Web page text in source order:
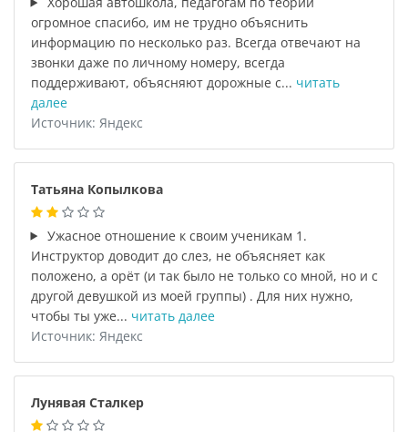
огромное спасибо, им не трудно объяснить
информацию по несколько раз. Всегда отвечают на
звонки даже по личному номеру, всегда
поддерживают, объясняют дорожные с... читать
далее
Источник: Яндекс
Татьяна Копылкова
Ужасное отношение к своим ученикам 1.
Инструктор доводит до слез, не объясняет как
положено, а орёт (и так было не только со мной, но и с
другой девушкой из моей группы) . Для них нужно,
чтобы ты уже... читать далее
Источник: Яндекс
Лунявая Сталкер